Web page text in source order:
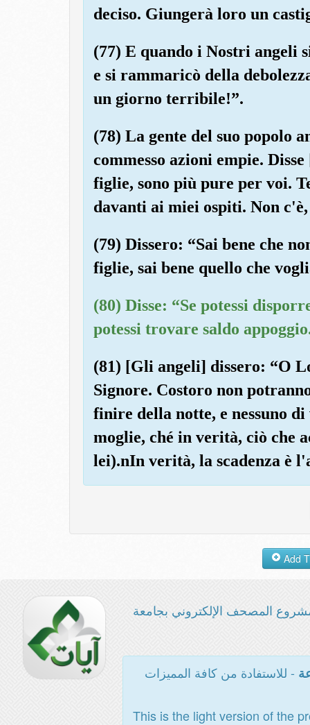
deciso. Giungerà loro un
(77) E quando i Nostri angeli
e si rammaricò della
un giorno terribile!”.
(78) La gente del suo popolo
commesso azioni empie.
figlie, sono più pure per voi.
davanti ai miei ospiti. Non
(79) Dissero: “Sai bene che
figlie, sai bene quello che
(80) Disse: “Se potessi
potessi trovare saldo
(81) [Gli angeli] dissero: “O
Signore. Costoro non
finire della notte, e nessuno
moglie, ché in verità, ciò che
lei).nIn verità, la scadenza è
المصحف الإلكتروني بجامعة
- للاستفادة من كافة المميزات
This is the light version of the